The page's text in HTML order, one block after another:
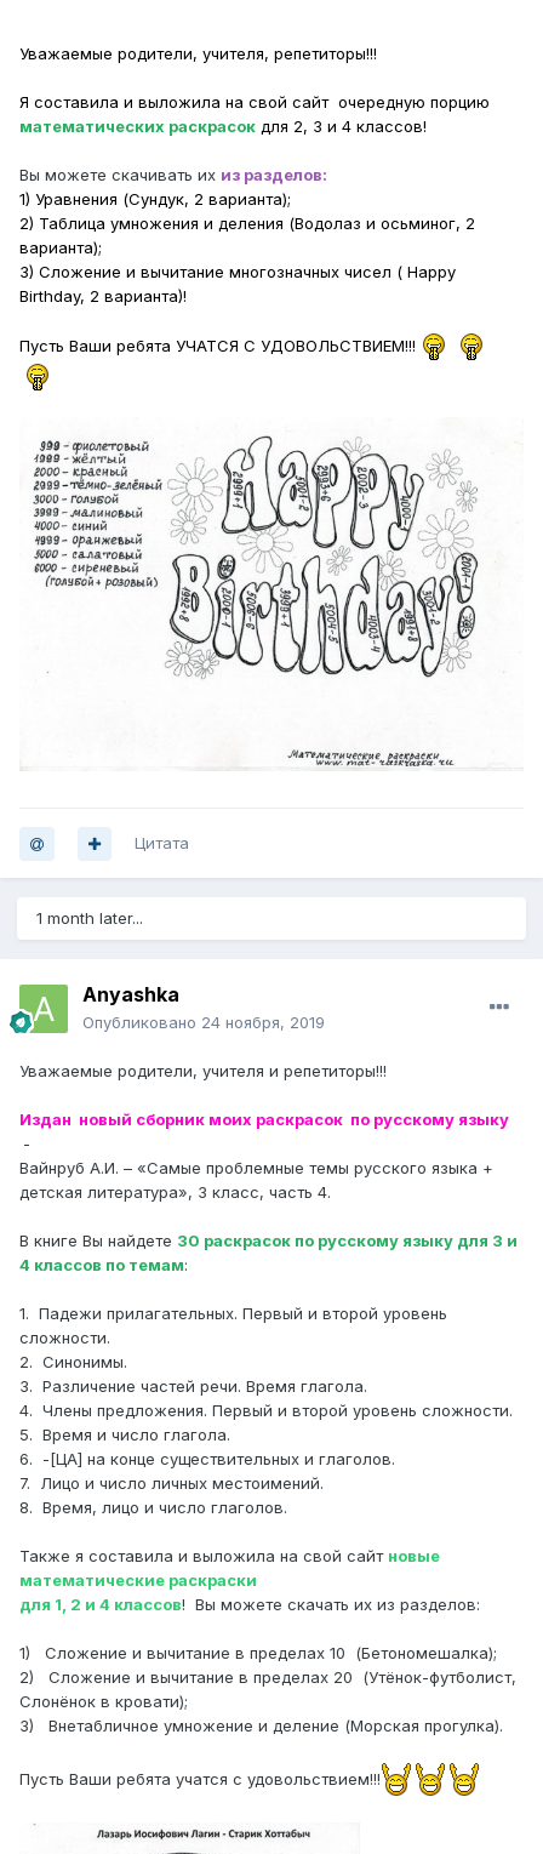
Уважаемые родители, учителя, репетиторы!!!
Я составила и выложила на свой сайт очередную порцию
математических раскрасок для 2, 3 и 4 классов!
Вы можете скачивать их из разделов:
1) Уравнения (Сундук, 2 варианта);
2) Таблица умножения и деления (Водолаз и осьминог, 2
варианта);
3) Сложение и вычитание многозначных чисел ( Happy
Birthday, 2 варианта)!
Пусть Ваши ребята УЧАТСЯ С УДОВОЛЬСТВИЕМ!!!
Цитата
1 month later...
Anyashka
Опубликовано 24 ноября, 2019
Уважаемые родители, учителя и репетиторы!!!
Издан новый сборник моих раскрасок по русскому языку
-
Вайнруб А.И. – «Самые проблемные темы русского языка +
детская литература», 3 класс, часть 4.
В книге Вы найдете 30 раскрасок по русскому языку для 3 и
4 классов по темам:
1. Падежи прилагательных. Первый и второй уровень
сложности.
2. Синонимы.
3. Различение частей речи. Время глагола.
4. Члены предложения. Первый и второй уровень сложности.
5. Время и число глагола.
6.
-[ЦА] на конце существительных и глаголов.
7.
Лицо и число личных местоимений.
8. Время, лицо и число глаголов.
Также я составила и выложила на свой сайт новые
математические раскраски
для 1, 2 и 4 классов! Вы можете скачать их из разделов:
1) Сложение и вычитание в пределах 10
(Бетономешалка);
2)
Сложение и вычитание в пределах 20
(Утёнок-футболист,
Слонёнок в кровати);
3)
Внетабличное умножение и деление (Морская прогулка).
Пусть Ваши ребята учатся с удовольствием!!!